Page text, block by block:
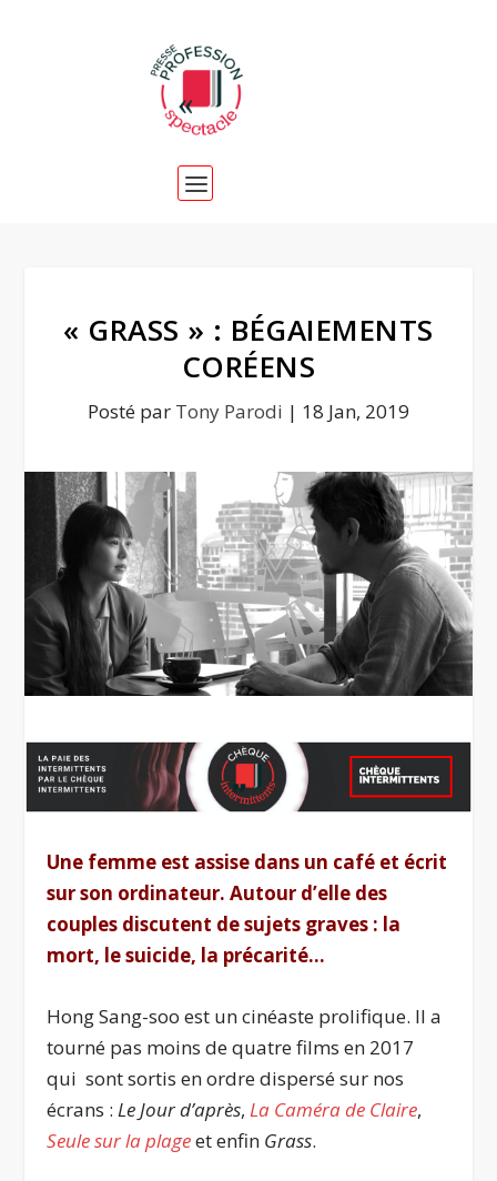
« GRASS » : BÉGAIEMENTS
CORÉENS
Posté par Tony Parodi | 18 Jan, 2019
Une femme est assise dans un café et écrit
sur son ordinateur. Autour d’elle des
couples discutent de sujets graves : la
mort, le suicide, la précarité…
Hong Sang-soo est un cinéaste prolifique. Il a
tourné pas moins de quatre films en 2017
qui sont sortis en ordre dispersé sur nos
écrans :Le Jour d’après,La Caméra de Claire,
Seule sur la plageet enfin Grass.